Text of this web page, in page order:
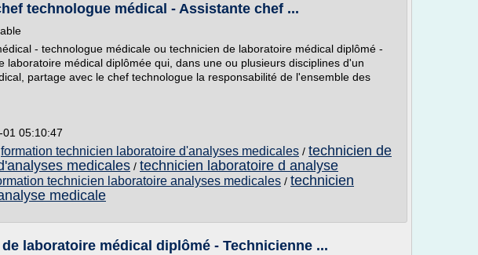
technologue médical - Assistante chef ...
- technologue médicale ou technicien de laboratoire médical diplômé -
laboratoire médical diplômée qui, dans une ou plusieurs disciplines d'un
partage avec le chef technologue la responsabilité de l'ensemble des
01 05:10:47
formation technicien laboratoire d'analyses medicales / technicien de
medicales / technicien laboratoire d analyse
technicien laboratoire analyses medicales / technicien
medicale
laboratoire médical diplômé - Technicienne ...